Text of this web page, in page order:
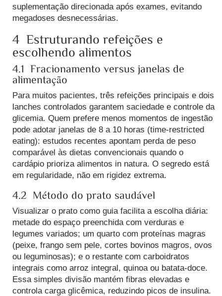
suplementação direcionada após exames, evitando
megadoses desnecessárias.
4 Estruturando refeições e
escolhendo alimentos
4.1 Fracionamento versus janelas de
alimentação
Para muitos pacientes, três refeições principais e dois
lanches controlados garantem saciedade e controle da
glicemia. Quem prefere menos momentos de ingestão
pode adotar janelas de 8 a 10 horas (time-restricted
eating): estudos recentes apontam perda de peso
comparável às dietas convencionais quando o
cardápio prioriza alimentos in natura. O segredo está
em regularidade, não em rigidez extrema.
4.2 Método do prato saudável
Visualizar o prato como guia facilita a escolha diária:
metade do espaço preenchida com verduras e
legumes variados; um quarto com proteínas magras
(peixe, frango sem pele, cortes bovinos magros, ovos
ou leguminosas); e o restante com carboidratos
integrais como arroz integral, quinoa ou batata-doce.
Essa simples divisão mantém fibras elevadas e
controla carga glicêmica, reduzindo picos de insulina.